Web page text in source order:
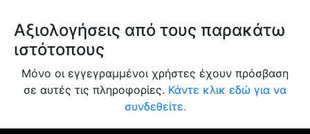
Αξιολογήσεις από τους παρακάτω
ιστότοπους
Μόνο οι εγγεγραμμένοι χρήστες έχουν πρόσβαση
σε αυτές τις πληροφορίες. Κάντε κλικ εδώ για να
συνδεθείτε.